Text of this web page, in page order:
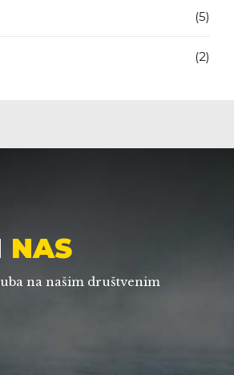
(5)
(2)
NAS
na našim društvenim